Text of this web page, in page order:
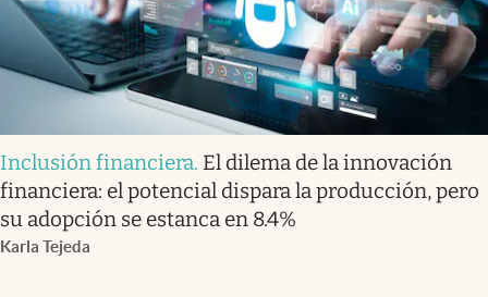
Inclusión financiera. El dilema de la innovación
financiera: el potencial dispara la producción, pero
su adopción se estanca en 8.4%
Karla Tejeda